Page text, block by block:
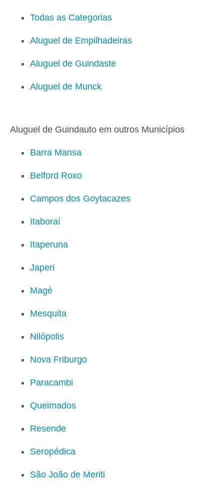
Todas as Categorias
Aluguel de Empilhadeiras
Aluguel de Guindaste
Aluguel de Munck
Aluguel de Guindauto em outros Municípios
Barra Mansa
Belford Roxo
Campos dos Goytacazes
Itaboraí
Itaperuna
Japeri
Magé
Mesquita
Nilópolis
Nova Friburgo
Paracambi
Queimados
Resende
Seropédica
São João de Meriti